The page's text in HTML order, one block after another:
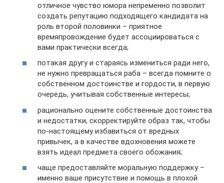
отличное чувство юмора непременно позволит
создать репутацию подходящего кандидата на
роль второй половинки – приятное
времяпровождение будет ассоциироваться с
вами практически всегда;
потакая другу и стараясь измениться ради него,
не нужно превращаться раба – всегда помните о
собственном достоинстве и гордости, в первую
очередь, учитывая собственные интересы;
рационально оцените собственные достоинства
и недостатки, скорректируйте образ так, чтобы
по-настоящему избавиться от вредных
привычек, а в качестве вдохновения можете
взять идеал предмета своего обожания;
чаще предоставляйте моральную поддержку –
именно ваше присутствие и помощь в плохой